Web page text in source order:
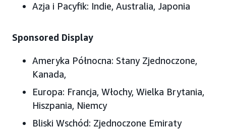
Azja i Pacyfik: Indie, Australia, Japonia
Sponsored Display
Ameryka Północna: Stany Zjednoczone,
Kanada,
Europa: Francja, Włochy, Wielka Brytania,
Hiszpania, Niemcy
Bliski Wschód: Zjednoczone Emiraty